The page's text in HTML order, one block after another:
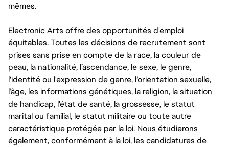
mêmes.
Electronic Arts offre des opportunités d'emploi
équitables. Toutes les décisions de recrutement sont
prises sans prise en compte de la race, la couleur de
peau, la nationalité, l’ascendance, le sexe, le genre,
l'identité ou l'expression de genre, l’orientation sexuelle,
l’âge, les informations génétiques, la religion, la situation
de handicap, l'état de santé, la grossesse, le statut
marital ou familial, le statut militaire ou toute autre
caractéristique protégée par la loi. Nous étudierons
également, conformément à la loi, les candidatures de